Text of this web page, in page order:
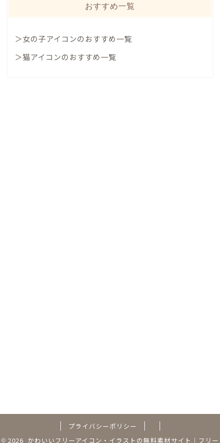
おすすめ一覧
＞女の子アイコンのおすすめ一覧
＞猫アイコンのおすすめ一覧
プライバシーポリシー
2026 かわいいフリーアイコン・イラストの無料素材サイト｜フリー